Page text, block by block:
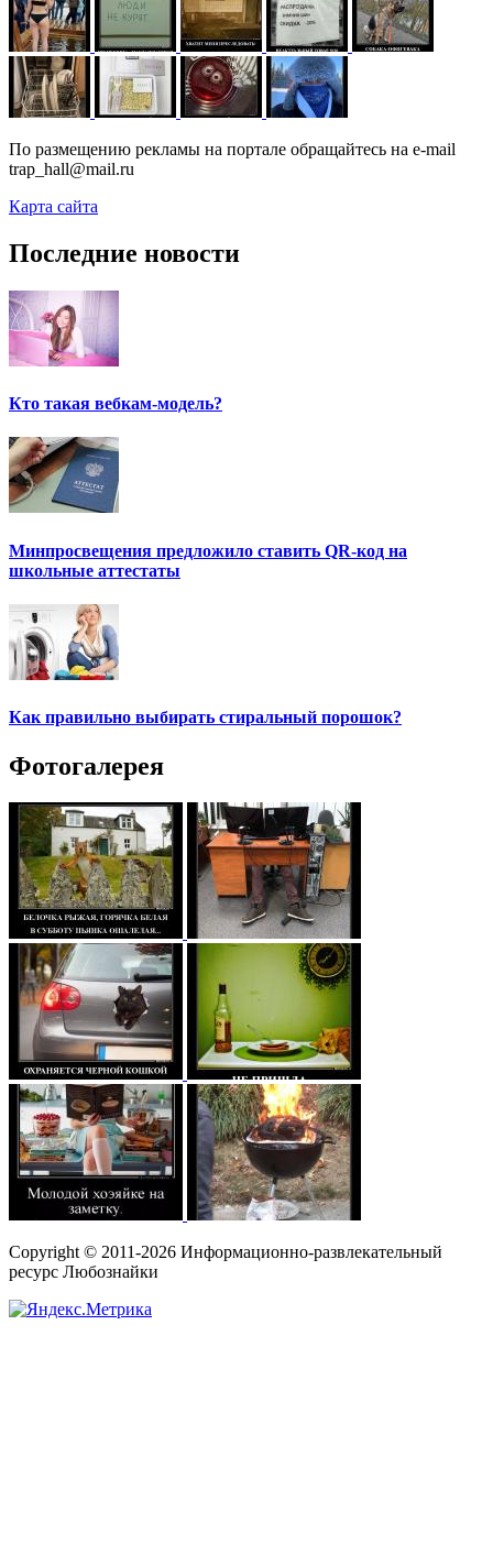
По размещению рекламы на портале обращайтесь на e-mail
trap_hall@mail.ru
Карта сайта
Последние новости
Кто такая вебкам-модель?
Минпросвещения предложило ставить QR-код на
школьные аттестаты
Как правильно выбирать стиральный порошок?
Фотогалерея
Copyright © 2011-2026 Информационно-развлекательный
ресурс Любознайки